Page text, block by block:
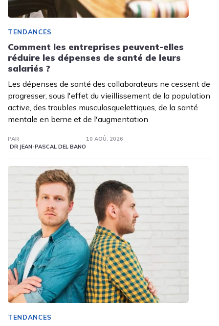
TENDANCES
Comment les entreprises peuvent-elles
réduire les dépenses de santé de leurs
salariés ?
Les dépenses de santé des collaborateurs ne cessent de
progresser, sous l'effet du vieillissement de la population
active, des troubles musculosquelettiques, de la santé
mentale en berne et de l'augmentation
PAR
DR JEAN-PASCAL DEL BANO
10 AOÛ. 2026
TENDANCES